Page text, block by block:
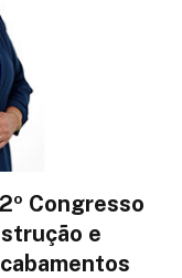
Congresso
e